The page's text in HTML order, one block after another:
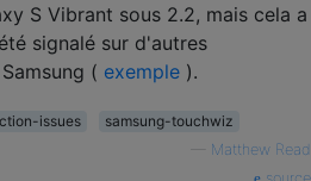
S Vibrant sous 2.2, mais cela a
signalé sur d'autres
( exemple ).
issues
samsung-touchwiz
Matthew Read